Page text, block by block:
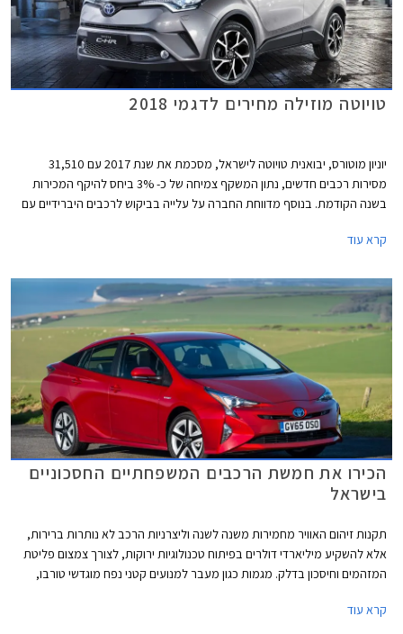
טויוטה מוזילה מחירים לדגמי 2018
יוניון מוטורס, יבואנית טויוטה לישראל, מסכמת את שנת 2017 עם 31,510
מסירות רכבים חדשים, נתון המשקף צמיחה של כ- 3% ביחס להיקף המכירות
בשנה הקודמת. בנוסף מדווחת החברה על עלייה בביקוש לרכבים היברידיים עם
המכירות הכולל של החברה בישראל. למעשה מדובר בצמיחה משמעותית של
קרא עוד
הכירו את חמשת הרכבים המשפחתיים החסכוניים
בישראל
תקנות זיהום האוויר מחמירות משנה לשנה וליצרניות הרכב לא נותרות ברירות,
אלא להשקיע מיליארדי דולרים בפיתוח טכנולוגיות ירוקות, לצורך צמצום פליטת
המזהמים וחיסכון בדלק. מגמות כגון מעבר למנועים קטני נפח מוגדשי טורבו,
מפיתוחי תעשיית הרכב בתחום החיסכון באנרגיה. המגמות האחרונות תרות אחר
קרא עוד